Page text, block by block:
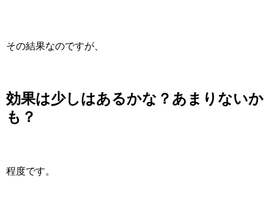
その結果なのですが、
効果は少しはあるかな？あまりないか
も？
程度です。